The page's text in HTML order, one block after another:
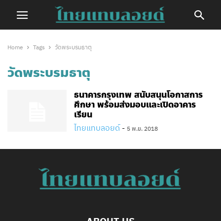
Home Tags วัดพระบรมธาตุ
วัดพระบรมธาตุ
ธนาคารกรุงเทพ สนับสนุนโอกาสการ
ศึกษา พร้อมส่งมอบและเปิดอาคาร
เรียน
ไทยแทบลอยด์ - 5 พ.ย. 2018